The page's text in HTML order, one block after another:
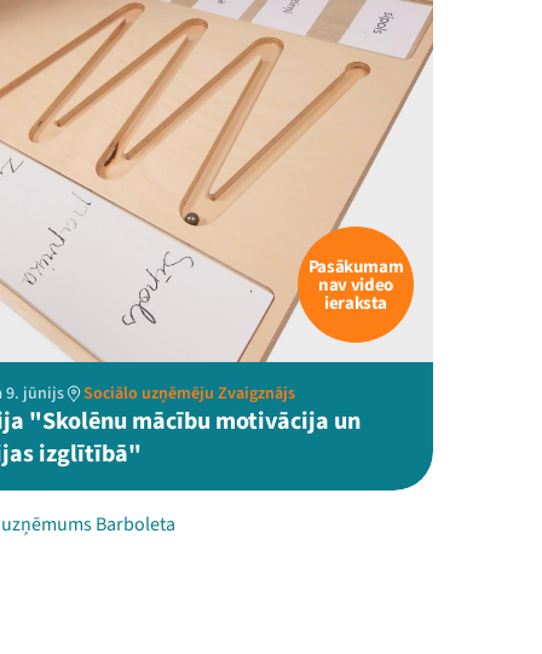
Pasākumam
nav video
ieraksta
9. jūnijs Sociālo uzņēmēju Zvaigznājs
"Skolēnu mācību motivācija un
izglītībā"
Barboleta